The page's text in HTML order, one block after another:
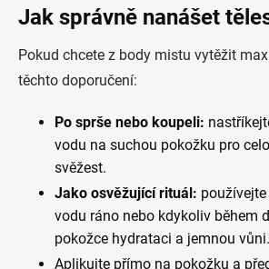
Jak správně nanášet
Pokud chcete z body mistu vytěžit
těchto doporučení:
Po sprše nebo koupeli:
vodu na suchou pokožku pro
svěžest.
Jako osvěžující rituál:
vodu ráno nebo kdykoliv během
pokožce hydrataci a jemnou vůni.
Aplikujte přímo na pokožku a